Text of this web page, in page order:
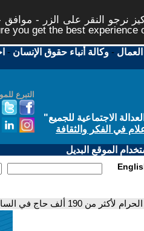
نرجو النقر على الزر -
you get the best experience
العمال -وكالة أنباء حقوق الإنسان -
التبرع
الاجتماعية للجميع"
في الفكر والثقافة
الموقع البديل
ألف حاج في الساعة